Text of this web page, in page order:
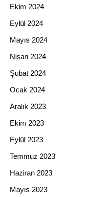
Ekim 2024
Eylül 2024
Mayıs 2024
Nisan 2024
Şubat 2024
Ocak 2024
Aralık 2023
Ekim 2023
Eylül 2023
Temmuz 2023
Haziran 2023
Mayıs 2023